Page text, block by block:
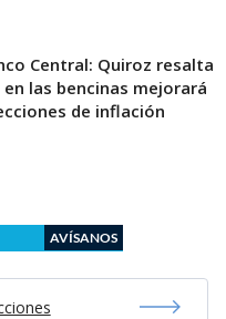
Central: Quiroz resalta
en las bencinas mejorará
de inflación
AVÍSANOS